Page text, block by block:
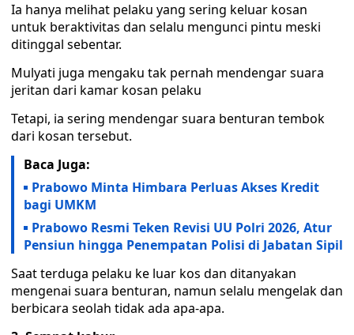
Ia hanya melihat pelaku yang sering keluar kosan
untuk beraktivitas dan selalu mengunci pintu meski
ditinggal sebentar.
Mulyati juga mengaku tak pernah mendengar suara
jeritan dari kamar kosan pelaku
Tetapi, ia sering mendengar suara benturan tembok
dari kosan tersebut.
Baca Juga:
Prabowo Minta Himbara Perluas Akses Kredit
bagi UMKM
Prabowo Resmi Teken Revisi UU Polri 2026, Atur
Pensiun hingga Penempatan Polisi di Jabatan Sipil
Saat terduga pelaku ke luar kos dan ditanyakan
mengenai suara benturan, namun selalu mengelak dan
berbicara seolah tidak ada apa-apa.